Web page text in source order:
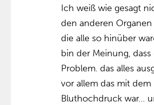
Ich weiß wie gesagt
den anderen Organen
die alle so hinüber
bin der Meinung, dass
Problem. das alles
vor allem das mit dem
Bluthochdruck war…